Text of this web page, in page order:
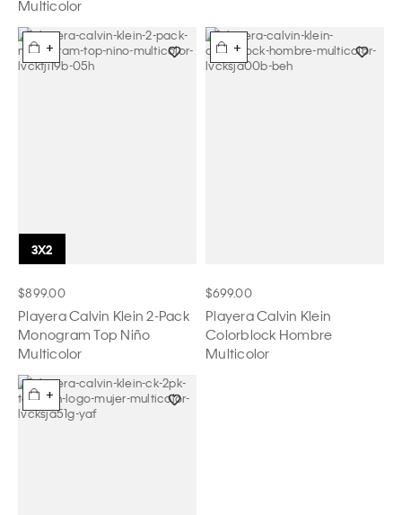
Multicolor
+
$899.00
Playera Calvin Klein 2-Pack
Monogram Top Niño
Multicolor
+
$699.00
Playera Calvin Klein
Colorblock Hombre
Multicolor
+